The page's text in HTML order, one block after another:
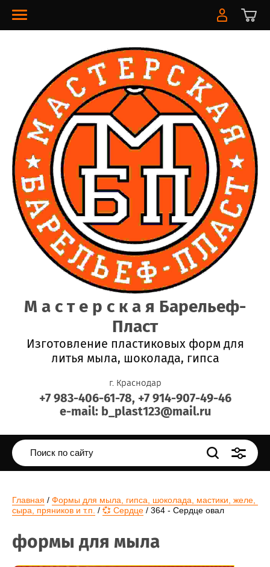
М а с т е р с к а я Барельеф-
Пласт
Изготовление пластиковых форм для
литья мыла, шоколада, гипса
г. Краснодар
+7 983-406-61-78, +7 914-907-49-46
e-mail: b_plast123@mail.ru
Главная / Формы для мыла, гипса, шоколада, мастики, желе,
сыра, пряников и т.п. / 💞 Сердце / 364 - Сердце овал
формы для мыла